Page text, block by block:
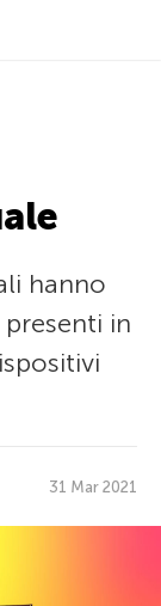
hanno
in
31 Mar 2021